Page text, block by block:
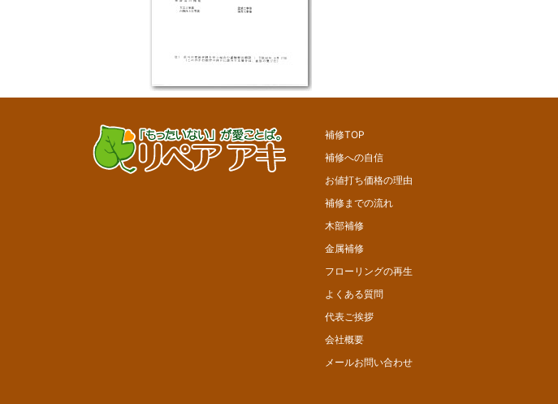
補修TOP
補修への自信
お値打ち価格の理由
補修までの流れ
木部補修
金属補修
フローリングの再生
よくある質問
代表ご挨拶
会社概要
メールお問い合わせ